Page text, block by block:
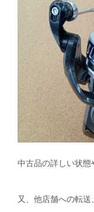
中古品の詳しい状態
又、他店舗への転送